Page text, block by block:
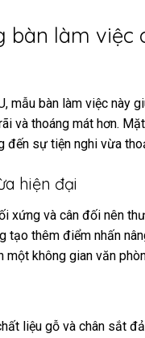
bàn làm việc
mẫu bàn làm việc này
và thoáng mát hơn.
đến sự tiện nghi vừa
hiện đại
xứng và cân đối nên
tạo thêm điểm nhấn
một không gian văn
liệu gỗ và chân sắt